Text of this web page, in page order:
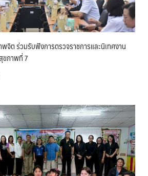
จิต ร่วมรับฟังการตรวจราชการและนิเทศงาน
ขภาพที่ 7